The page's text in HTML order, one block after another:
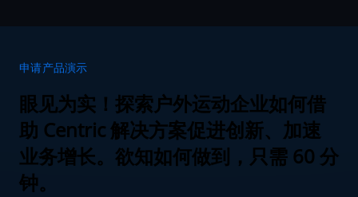
申请产品演示
眼见为实！探索户外运动企业如何借
助 Centric 解决方案促进创新、加速
业务增长。欲知如何做到，只需 60 分
钟。